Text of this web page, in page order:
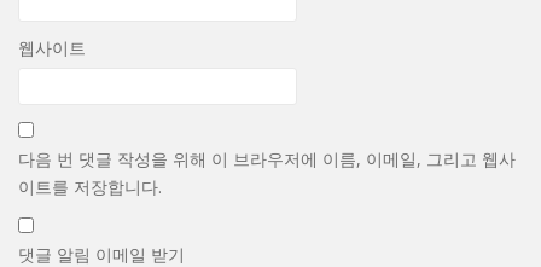
웹사이트
다음 번 댓글 작성을 위해 이 브라우저에 이름, 이메일, 그리고 웹사
이트를 저장합니다.
댓글 알림 이메일 받기